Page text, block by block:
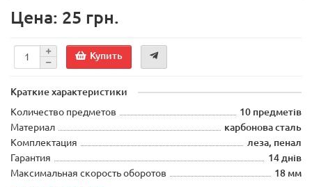
Цена: 25 грн.
Купить
Краткие характеристики
Количество предметов
10 предметів
Материал
карбонова сталь
Комплектация
леза, пенал
Гарантия
14 днів
Максимальная скорость оборотов
18 мм